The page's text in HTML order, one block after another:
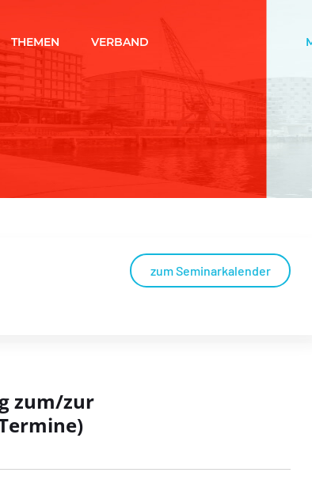
THEMEN VERBAND
zum Seminarkalender
zum/zur